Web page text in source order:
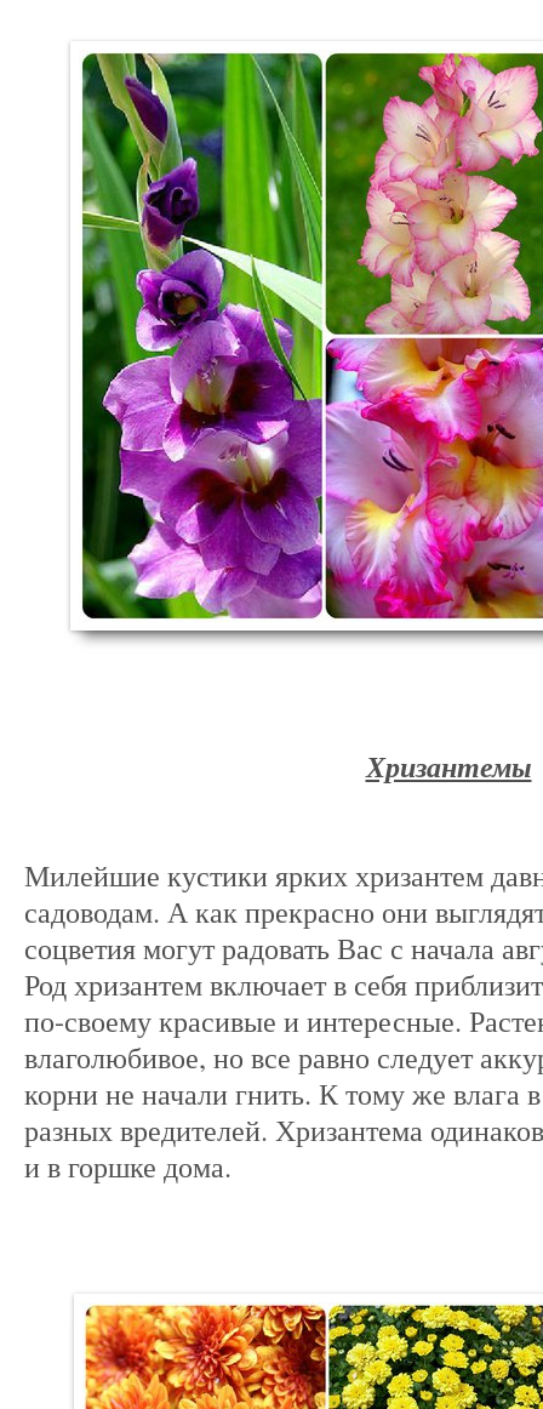
Хризантемы
Милейшие кустики ярких хризантем
садоводам. А как прекрасно они
соцветия могут радовать Вас с начала
Род хризантем включает в себя
по-своему красивые и интересные.
влаголюбивое, но все равно следует
корни не начали гнить. К тому же влага
разных вредителей. Хризантема
и в горшке дома.